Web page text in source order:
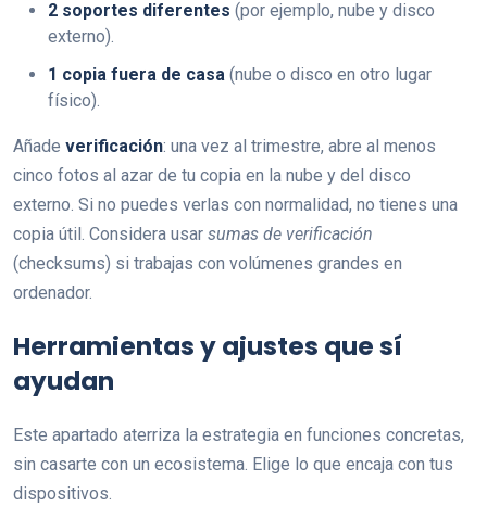
2 soportes diferentes (por ejemplo, nube y disco
externo).
1 copia fuera de casa (nube o disco en otro lugar
físico).
Añade verificación: una vez al trimestre, abre al menos
cinco fotos al azar de tu copia en la nube y del disco
externo. Si no puedes verlas con normalidad, no tienes una
copia útil. Considera usar sumas de verificación
(checksums) si trabajas con volúmenes grandes en
ordenador.
Herramientas y ajustes que sí
ayudan
Este apartado aterriza la estrategia en funciones concretas,
sin casarte con un ecosistema. Elige lo que encaja con tus
dispositivos.